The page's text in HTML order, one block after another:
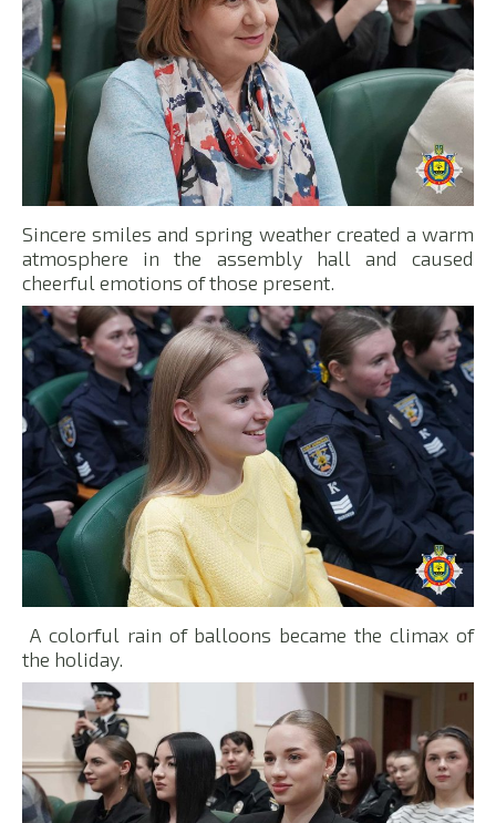
Sincere smiles and spring weather created a warm
atmosphere in the assembly hall and caused
cheerful emotions of those present.
A colorful rain of balloons became the climax of
the holiday.